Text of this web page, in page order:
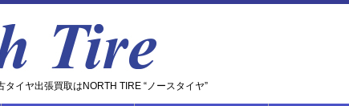
タイヤ出張買取はNORTH TIRE “ノースタイヤ”